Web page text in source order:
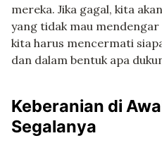
mereka. Jika gagal, kita
yang tidak mau
kita harus mencermati
dan dalam bentuk apa
Keberanian di
Segalanya